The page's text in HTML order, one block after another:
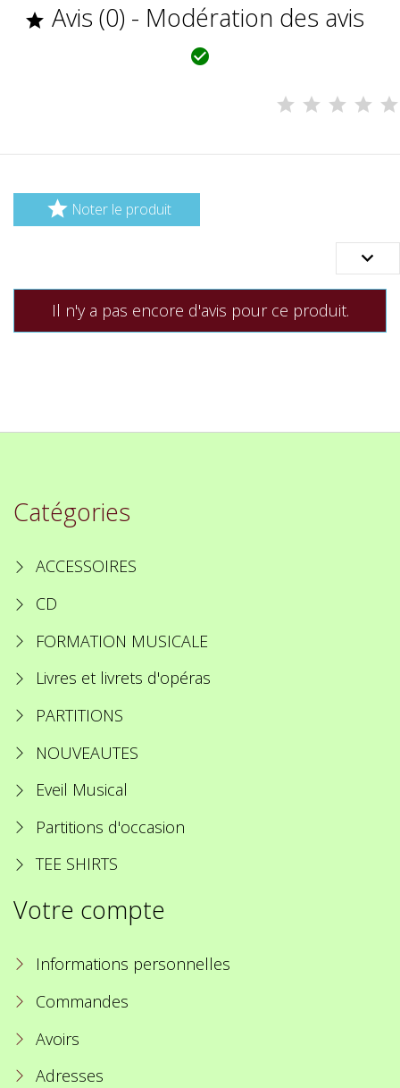
 Avis (0) - Modération des avis

 Noter le produit

Il n'y a pas encore d'avis pour ce produit.
Catégories
ACCESSOIRES
CD
FORMATION MUSICALE
Livres et livrets d'opéras
PARTITIONS
NOUVEAUTES
Eveil Musical
Partitions d'occasion
TEE SHIRTS
Votre compte
Informations personnelles
Commandes
Avoirs
Adresses